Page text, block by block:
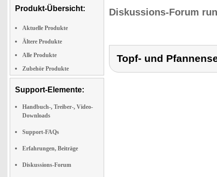
Produkt-Übersicht:
Aktuelle Produkte
Ältere Produkte
Alle Produkte
Zubehör Produkte
Support-Elemente:
Handbuch-, Treiber-, Video-
Downloads
Support-FAQs
Erfahrungen, Beiträge
Diskussions-Forum
Diskussions-Forum
Topf- und